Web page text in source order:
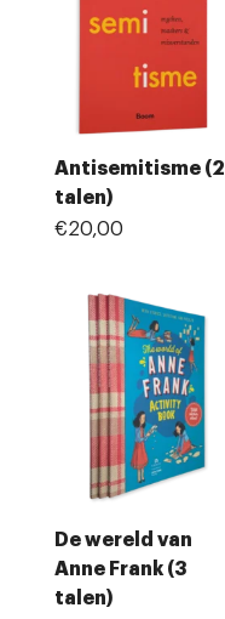
Antisemitisme (2
talen)
€20,00
De wereld van
Anne Frank (3
talen)